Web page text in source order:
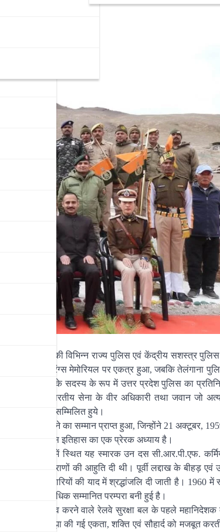
2024 की विभिन्न राज्य पुलिस एवं केंद्रीय सशस्त्र
में हॉट स्प्रिंग्स मेमोरियल पर एकत्र हुआ, जबकि तेलंगाना
के सदस्य के रूप में उत्तर प्रदेश पुलिस का
एवं भारतीय सेना के वीर अधिकारी तथा जवान जो
पुलिस दल में सम्मिलित हुये।
दोरजे से मिलने का सम्मान प्राप्त हुआ, जिन्होंने 21 अक्टूबर,
एवं साहस इतिहास का एक प्रेरक अध्याय है।
दुर्गम इलाके में स्थित यह स्मारक उन दस सी.आर.पी.एफ.
करते हुये अपने प्राणों की आहुति दी थी। पूर्वी लद्दाख के बीहड़ एवं
अधिकारियों की याद में श्रद्धांजलि दी जाती है। 1960 में
एक अत्यधिक सम्मानित परम्परा बनी हुई है।
का नेतृत्व करने वाले रेलवे सुरक्षा बल के पहले महानिदेशक
के बीच साझा की गई एकता, शक्ति एवं सौहार्द को मजबूत